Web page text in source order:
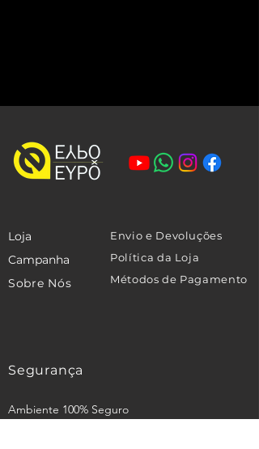
Loja
Campanha
Sobre Nós
Segurança
Ambiente 100% Seguro
Envio e Devoluções
Política da Loja
Métodos de Pagamento